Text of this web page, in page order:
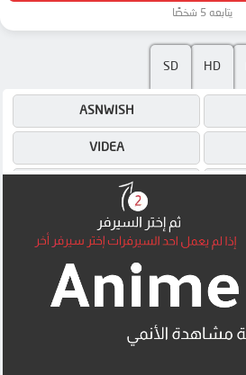
يتابعه 5 شخصًا
HD
SD
ASNWISH
VIDEA
MEGA
4SHARED